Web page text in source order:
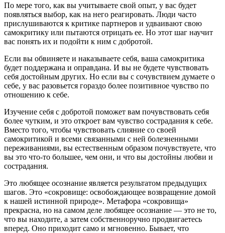
По мере того, как вы учитываете свой опыт, у вас будет
появляться выбор, как на него реагировать. Люди часто
прислушиваются к критике партнеров и удваивают свою
самокритику или пытаются отрицать ее. Но этот шаг научит
вас понять их и подойти к ним с добротой.
Если вы обвиняете и наказываете себя, ваша самокритика
будет поддержана и оправдана. И вы не будете чувствовать
себя достойным других. Но если вы с сочувствием думаете о
себе, у вас разовьется гораздо более позитивное чувство по
отношению к себе.
Изучение себя с добротой поможет вам почувствовать себя
более чутким, и это откроет вам чувство сострадания к себе.
Вместо того, чтобы чувствовать слияние со своей
самокритикой и всеми связанными с ней болезненными
переживаниями, вы естественным образом почувствуете, что
вы это что-то большее, чем они, и что вы достойны любви и
сострадания.
Это любящее осознание является результатом предыдущих
шагов. Это «сокровище: освобождающее возвращение домой
к нашей истинной природе». Метафора «сокровища»
прекрасна, но на самом деле любящее осознание — это не то,
что вы находите, а затем собственноручно продвигаетесь
вперед. Оно приходит само и мгновенно. Бывает, что